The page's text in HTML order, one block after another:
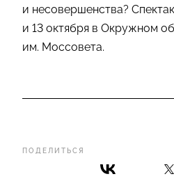
ПОДЕЛИТЬСЯ
и несовершенства?
и 13 октября в Окружном
им. Моссовета.